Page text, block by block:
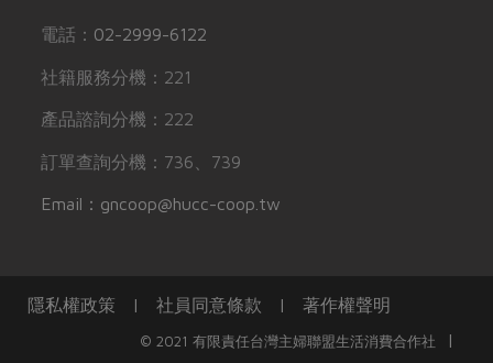
電話： 02-2999-6122
社籍服務分機：221
產品諮詢分機：222
訂單查詢分機：736、739
Email：gncoop@hucc-coop.tw
隱私權政策 | 社員同意條款 | 著作權聲明
© 2021 有限責任台灣主婦聯盟生活消費合作社 |